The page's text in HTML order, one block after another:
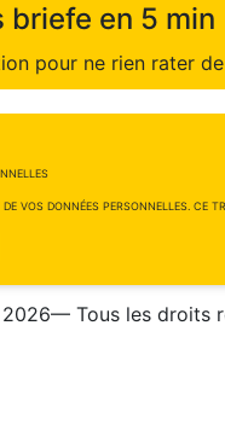
en 5 min
pour ne rien rater
VOS DONNÉES PERSONNELLES. CE
2026— Tous les droits